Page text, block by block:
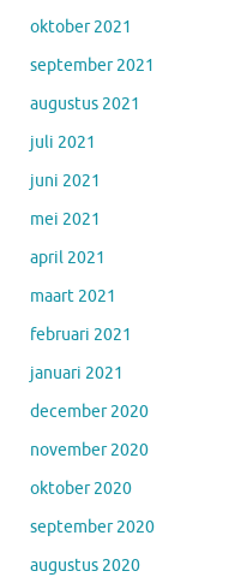
oktober 2021
september 2021
augustus 2021
juli 2021
juni 2021
mei 2021
april 2021
maart 2021
februari 2021
januari 2021
december 2020
november 2020
oktober 2020
september 2020
augustus 2020